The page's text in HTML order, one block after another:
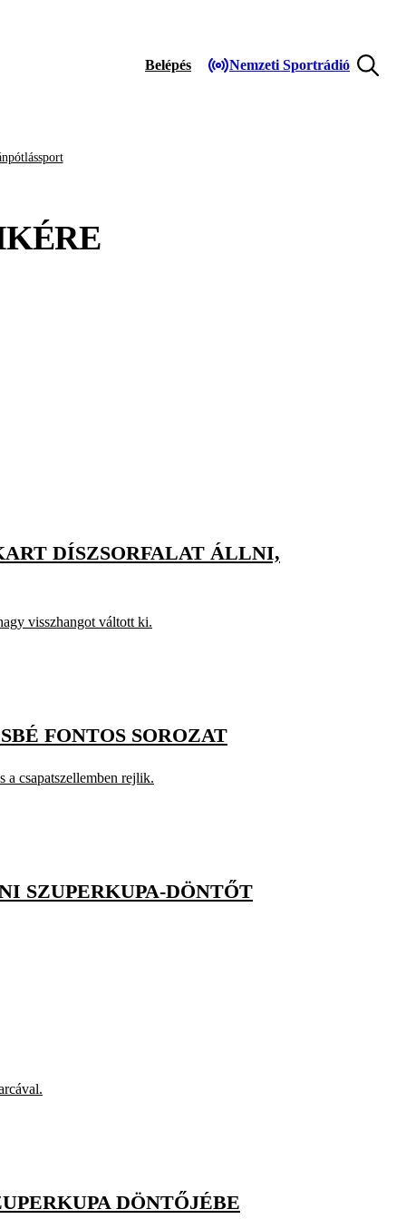
Belépés Nemzeti Sportrádió
DÍSZSORFALAT ÁLLNI,
visszhangot váltott ki.
FONTOS SOROZAT
a csapatszellemben rejlik.
SZUPERKUPA-DÖNTŐT
DÖNTŐJÉBE